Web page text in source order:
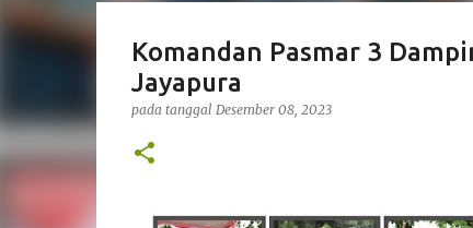
Komandan Pasmar 3
Jayapura
pada tanggal Desember 08, 2023